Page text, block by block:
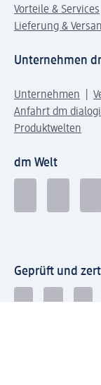
Vorteile & Services
Lieferung &
Unternehmen
Unternehmen
Anfahrt dm
Produktwelten
dm Welt
Geprüft und